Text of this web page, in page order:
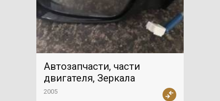
Автозапчасти, части
двигателя, Зеркала
2005